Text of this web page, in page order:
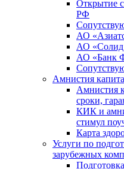
Открытие
РФ
АО
АО «Солид
АО
Амнистия
Амнистия
сроки,
КИК и
стимул
Карта
Услуги по
зарубежных